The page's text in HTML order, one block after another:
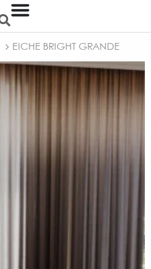
EICHE BRIGHT GRANDE